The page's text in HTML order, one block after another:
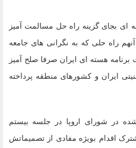
ای بجای گزینه راه حل مسالمت آمیز
راه حلی که به نگرانی های جامعه
برنامه هسته ای ایران صرفا صلح آمیز
ایران و کشورهای منطقه پرداخته
شده در شورای اروپا در جلسه بیستم
طرح مشترک اقدام بویژه مفادی از تصمیماتش